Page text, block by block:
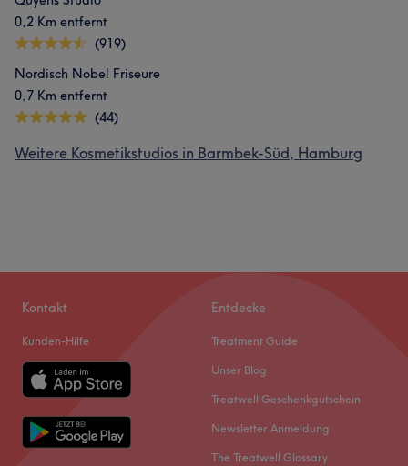
0,2 Km entfernt
(919)
Nordisch Nobel Friseure
0,7 Km entfernt
(44)
Weitere Kosmetikstudios in Barmbek-Süd, Hamburg
Kontakt
Kunden-Hilfe
Entdecke
Treatment Guide
Unser Blog
Treatwell Geschenkgutschein
Newsletter Anmeldung
The Treatwell Glossary